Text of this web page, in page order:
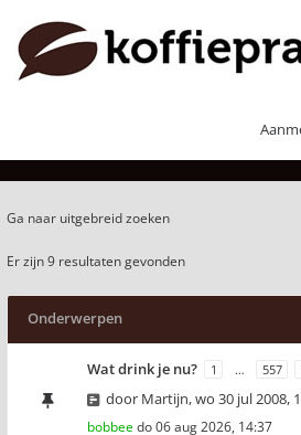
Ga naar uitgebreid zoeken
Er zijn 9 resultaten gevonden
Onderwerpen
Wat drink je nu? 1 … 557
door Martijn,wo 30 jul 2008,
bobbeedo 06 aug 2026, 14:37